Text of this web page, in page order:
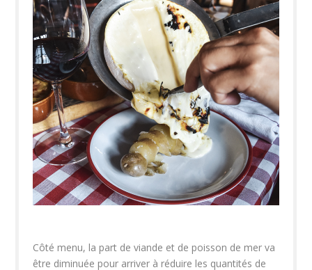
Côté menu, la part de viande et de poisson de mer va
être diminuée pour arriver à réduire les quantités de